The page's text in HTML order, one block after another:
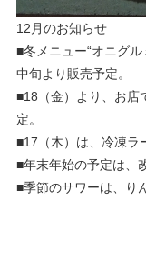
12月のお知らせ
■冬メニュー“オニグル
中旬より販売予定。
■18（金）より、お店
定。
■17（木）は、冷凍ラ
■年末年始の予定は、
■季節のサワーは、り